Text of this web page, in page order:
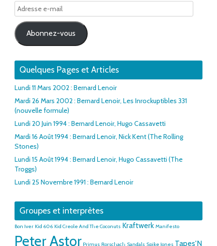
Adresse
e-
mail
Abonnez-vous
Quelques Pages et Articles
Lundi 11 Mars 2002 : Bernard Lenoir
Mardi 26 Mars 2002 : Bernard Lenoir, Les Inrockuptibles 331
(nouvelle formule)
Lundi 20 Juin 1994 : Bernard Lenoir, Hugo Cassavetti
Mardi 16 Août 1994 : Bernard Lenoir, Nick Kent (The Rolling
Stones)
Lundi 15 Août 1994 : Bernard Lenoir, Hugo Cassavetti (The
Troggs)
Lundi 25 Novembre 1991 : Bernard Lenoir
Groupes et interprètes
Bon Iver Kid 606 Kid Creole And The Coconuts Kraftwerk Manifesto
Peter Astor Primus Rorschach Sandals Spike Jones Tapes'N